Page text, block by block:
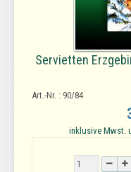
Servietten
Art.-Nr. : 90/84
inklusive Mwst.